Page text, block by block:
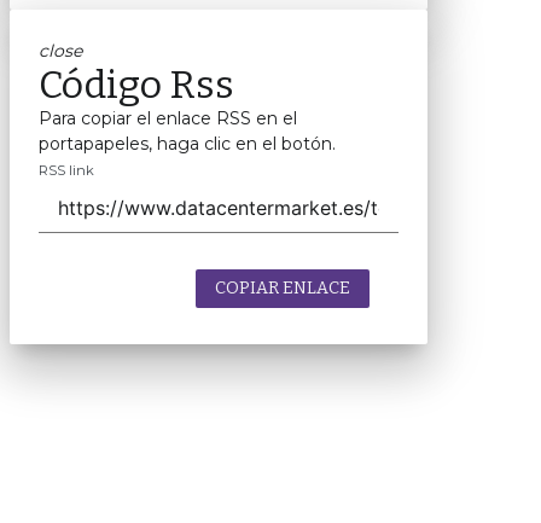
close
Código Rss
Para copiar el enlace RSS en el
portapapeles, haga clic en el botón.
RSS link
COPIAR ENLACE